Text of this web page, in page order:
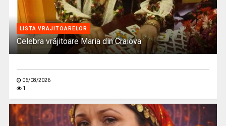
LISTA VRAJITOARELOR
Celebra vrăjitoare Maria din Craiova
06/08/2026
1